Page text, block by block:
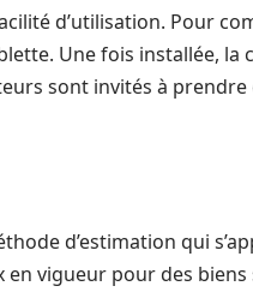
d’utilisation. Pour
Une fois installée, la
sont invités à
d’estimation qui
en vigueur pour des